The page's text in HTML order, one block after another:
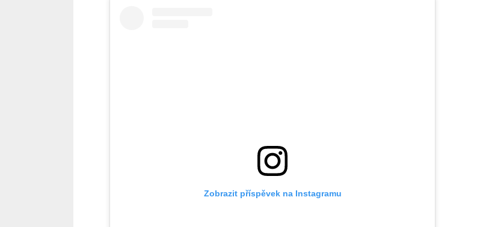
Zobrazit příspěvek na Instagramu